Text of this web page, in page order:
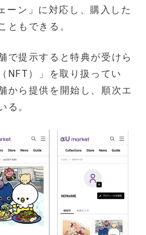
ーン」に対応し、購入した
ともできる。
で提示すると特典が受けら
NFT）」を取り扱ってい
から提供を開始し、順次エ
る。